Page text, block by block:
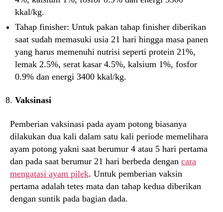
kkal/kg.
Tahap finisher: Untuk pakan tahap finisher diberikan
saat sudah memasuki usia 21 hari hingga masa panen
yang harus memenuhi nutrisi seperti protein 21%,
lemak 2.5%, serat kasar 4.5%, kalsium 1%, fosfor
0.9% dan energi 3400 kkal/kg.
Vaksinasi
Pemberian vaksinasi pada ayam potong biasanya
dilakukan dua kali dalam satu kali periode memelihara
ayam potong yakni saat berumur 4 atau 5 hari pertama
dan pada saat berumur 21 hari berbeda dengan cara
mengatasi ayam pilek. Untuk pemberian vaksin
pertama adalah tetes mata dan tahap kedua diberikan
dengan suntik pada bagian dada.